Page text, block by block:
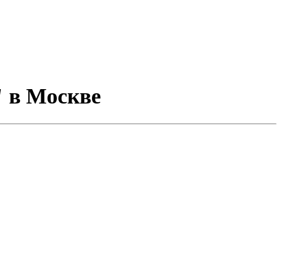
в Москве